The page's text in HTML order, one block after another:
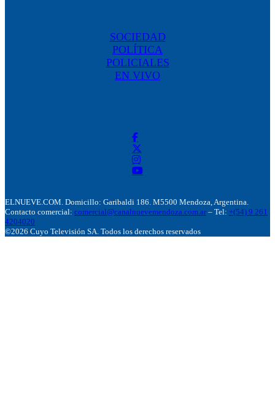
SOCIEDAD
POLÍTICA
POLICIALES
EN VIVO
ELNUEVE.COM. Domicillo: Garibaldi 186. M5500 Mendoza, Argentina.
Contacto comercial: comercial@canalnuevemendoza.com.ar – Tel: +(54) 9 261
4204020
©2026 Cuyo Televisión SA. Todos los derechos reservados